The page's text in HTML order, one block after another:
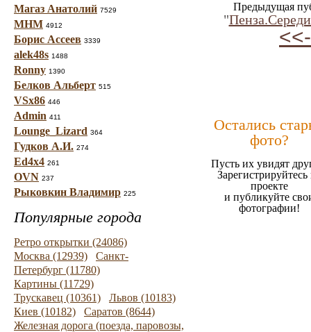
Магаз Анатолий 7529
МНМ 4912
Борис Ассеев 3339
alek48s 1488
Ronny 1390
Белков Альберт 515
VSx86 446
Admin 411
Lounge_Lizard 364
Гудков А.И. 274
Ed4x4 261
OVN 237
Рыковкин Владимир 225
Популярные города
Ретро открытки (24086)
Москва (12939)
Санкт-
Петербург (11780)
Картины (11729)
Трускавец (10361)
Львов (10183)
Киев (10182)
Саратов (8644)
Железная дорога (поезда, паровозы,
Предыдущая
"
<<-
Остались
фото?
Пусть их увидят
Зарегистрируйтесь
проекте
и публикуйте
фотографии!